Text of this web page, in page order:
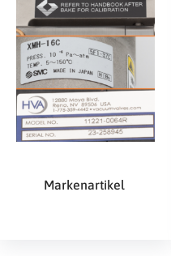
Markenartikel